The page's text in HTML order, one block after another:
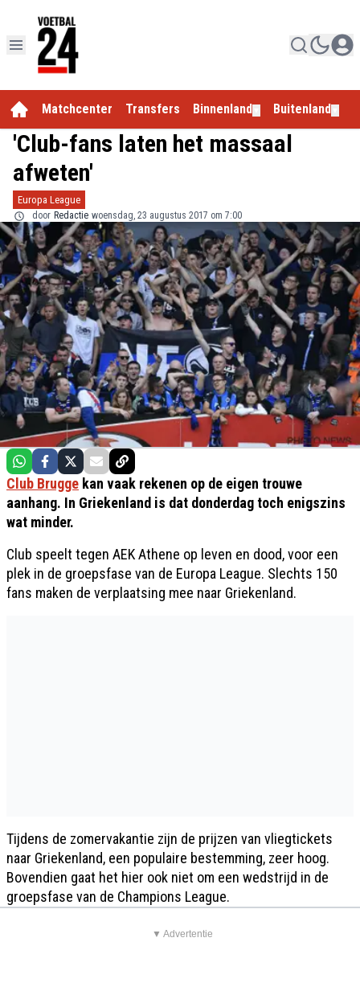
Matchcenter Transfers Binnenland Buitenland
'Club-fans laten het massaal
afweten'
Europa League
door Redactie woensdag, 23 augustus 2017 om 7:00
Club Brugge kan vaak rekenen op de eigen trouwe
aanhang. In Griekenland is dat donderdag toch enigszins
wat minder.
Club speelt tegen AEK Athene op leven en dood, voor een
plek in de groepsfase van de Europa League. Slechts 150
fans maken de verplaatsing mee naar Griekenland.
Tijdens de zomervakantie zijn de prijzen van vliegtickets
naar Griekenland, een populaire bestemming, zeer hoog.
Bovendien gaat het hier ook niet om een wedstrijd in de
groepsfase van de Champions League.
▼ Advertentie